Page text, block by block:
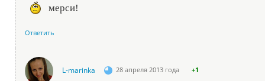
мерси!
Ответить
L-marinka 28 апреля 2013 года +1